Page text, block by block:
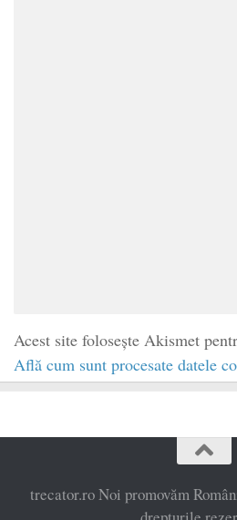
Acest site folosește Akismet
Află cum sunt procesate datele
trecator.ro Noi promovăm